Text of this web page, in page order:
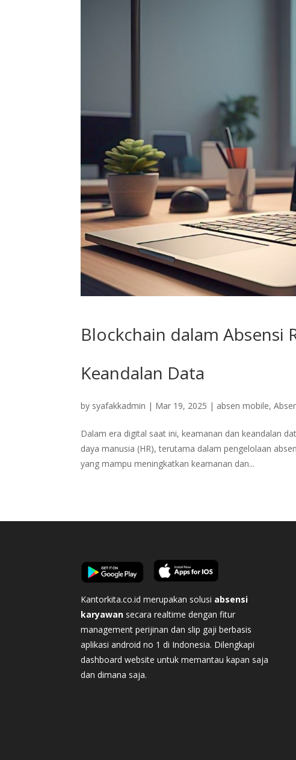
Blockchain dalam Absensi
Keandalan Data
by syafakkadmin | Mar 19, 2025 | absen mobile,
Dalam era digital saat ini, keamanan dan keandalan
daya manusia (HR), terutama dalam pengelolaan
yang mampu meningkatkan keamanan dan...
Kantorkita.co.id merupakan solusi absensi
karyawan secara realtime dengan fitur
management perijinan dan slip gaji berbasis
aplikasi android no 1 di Indonesia. Dilengkapi
dashboard website untuk memantau kapan saja
dan dimana saja.